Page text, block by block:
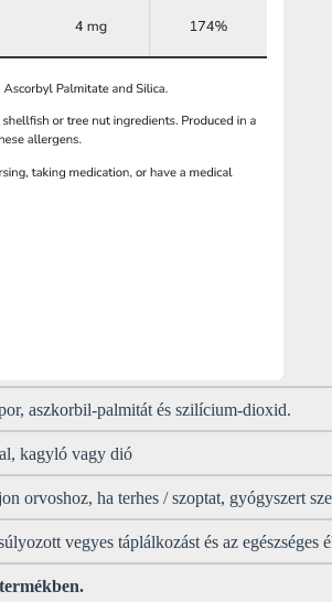
aszkorbil-palmitát és szilícium-dioxid.
kagyló vagy dió
orvoshoz, ha terhes / szoptat, gyógyszert
vegyes táplálkozást és az egészséges